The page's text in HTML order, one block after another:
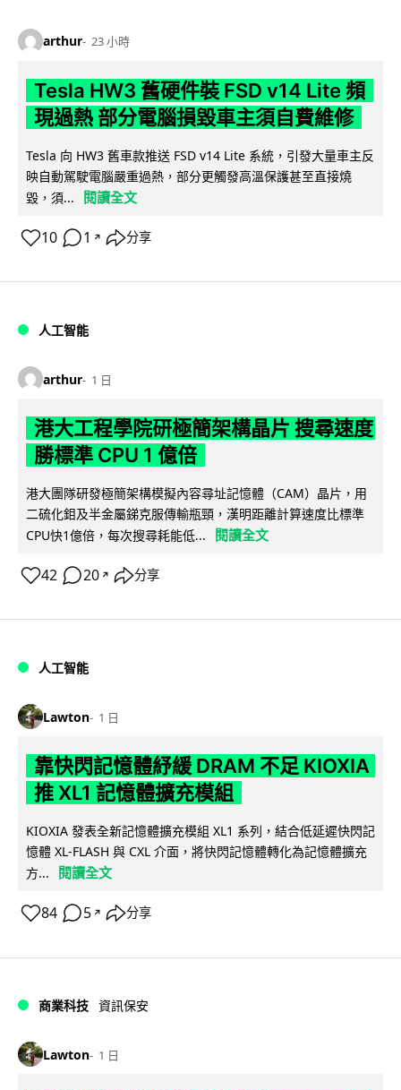
arthur 23 小時
Tesla HW3 舊硬件裝 FSD v14 Lite 頻
現過熱 部分電腦損毀車主須自費維修
Tesla 向 HW3 舊車款推送 FSD v14 Lite 系統，引發大量車主反
映自動駕駛電腦嚴重過熱，部分更觸發高溫保護甚至直接燒
毀，須...
閱讀全文
10 1 ↗ 分享
人工智能
arthur 1 日
港大工程學院研極簡架構晶片 搜尋速度
勝標準 CPU 1 億倍
港大團隊研發極簡架構模擬內容尋址記憶體（CAM）晶片，用
二硫化鉬及半金屬銻克服傳輸瓶頸，漢明距離計算速度比標準
CPU快1億倍，每次搜尋耗能低...
閱讀全文
42 20 ↗ 分享
人工智能
Lawton 1 日
靠快閃記憶體紓緩 DRAM 不足 KIOXIA
推 XL1 記憶體擴充模組
KIOXIA 發表全新記憶體擴充模組 XL1 系列，結合低延遲快閃記
憶體 XL-FLASH 與 CXL 介面，將快閃記憶體轉化為記憶體擴充
方...
閱讀全文
84 5 ↗ 分享
商業科技 資訊保安
Lawton 1 日